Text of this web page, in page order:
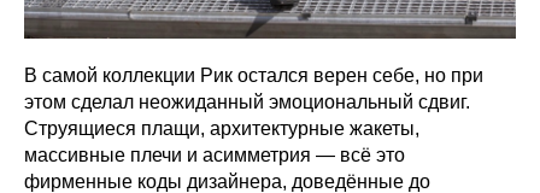
В самой коллекции Рик остался верен себе, но при
этом сделал неожиданный эмоциональный сдвиг.
Струящиеся плащи, архитектурные жакеты,
массивные плечи и асимметрия — всё это
фирменные коды дизайнера, доведённые до